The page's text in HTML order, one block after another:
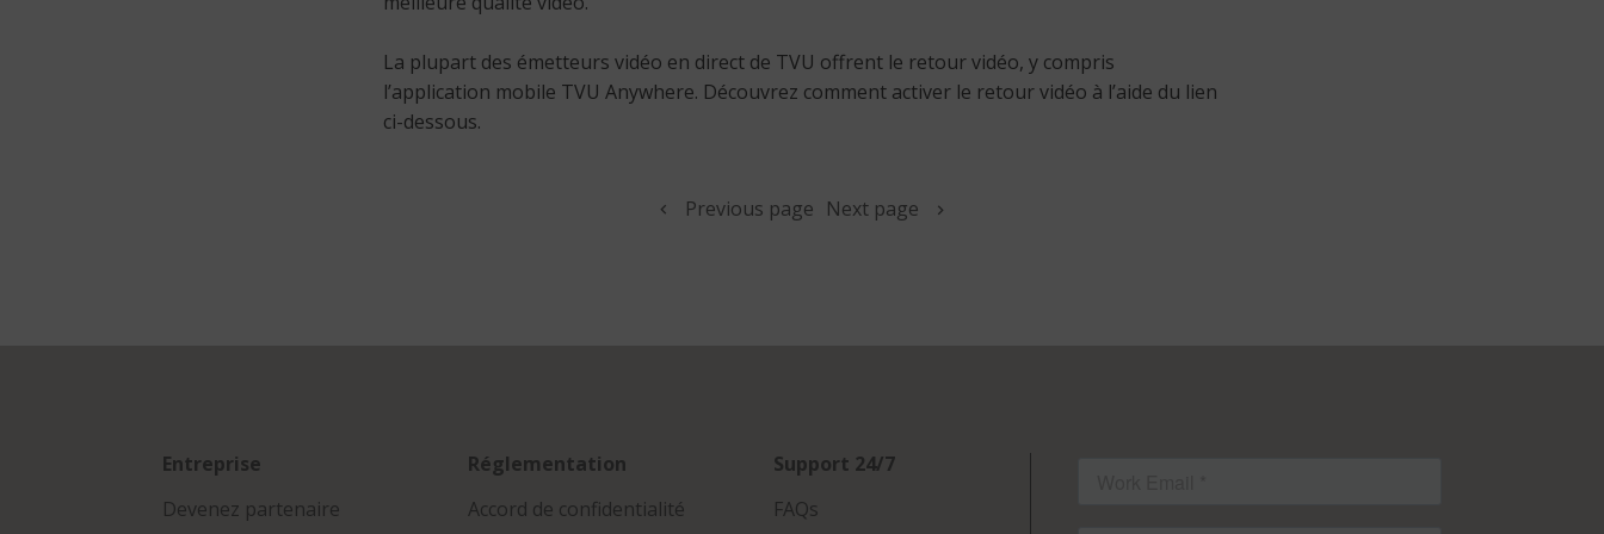
La plupart des émetteurs vidéo en direct de TVU offrent le retour vidéo, y compris
l’application mobile TVU Anywhere. Découvrez comment activer le retour vidéo à l’aide du lien
ci-dessous.
Previous page Next page
Entreprise
Devenez partenaire
Réglementation
Accord de confidentialité
Support 24/7
FAQs